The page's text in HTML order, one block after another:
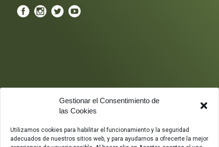
Gestionar el Consentimiento de
las Cookies
Utilizamos cookies para habilitar el funcionamiento y la seguridad
adecuados de nuestros sitios web, y para ayudarnos a ofrecerte la mejor